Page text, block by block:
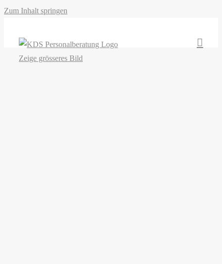
Zum Inhalt springen
Zeige grösseres Bild